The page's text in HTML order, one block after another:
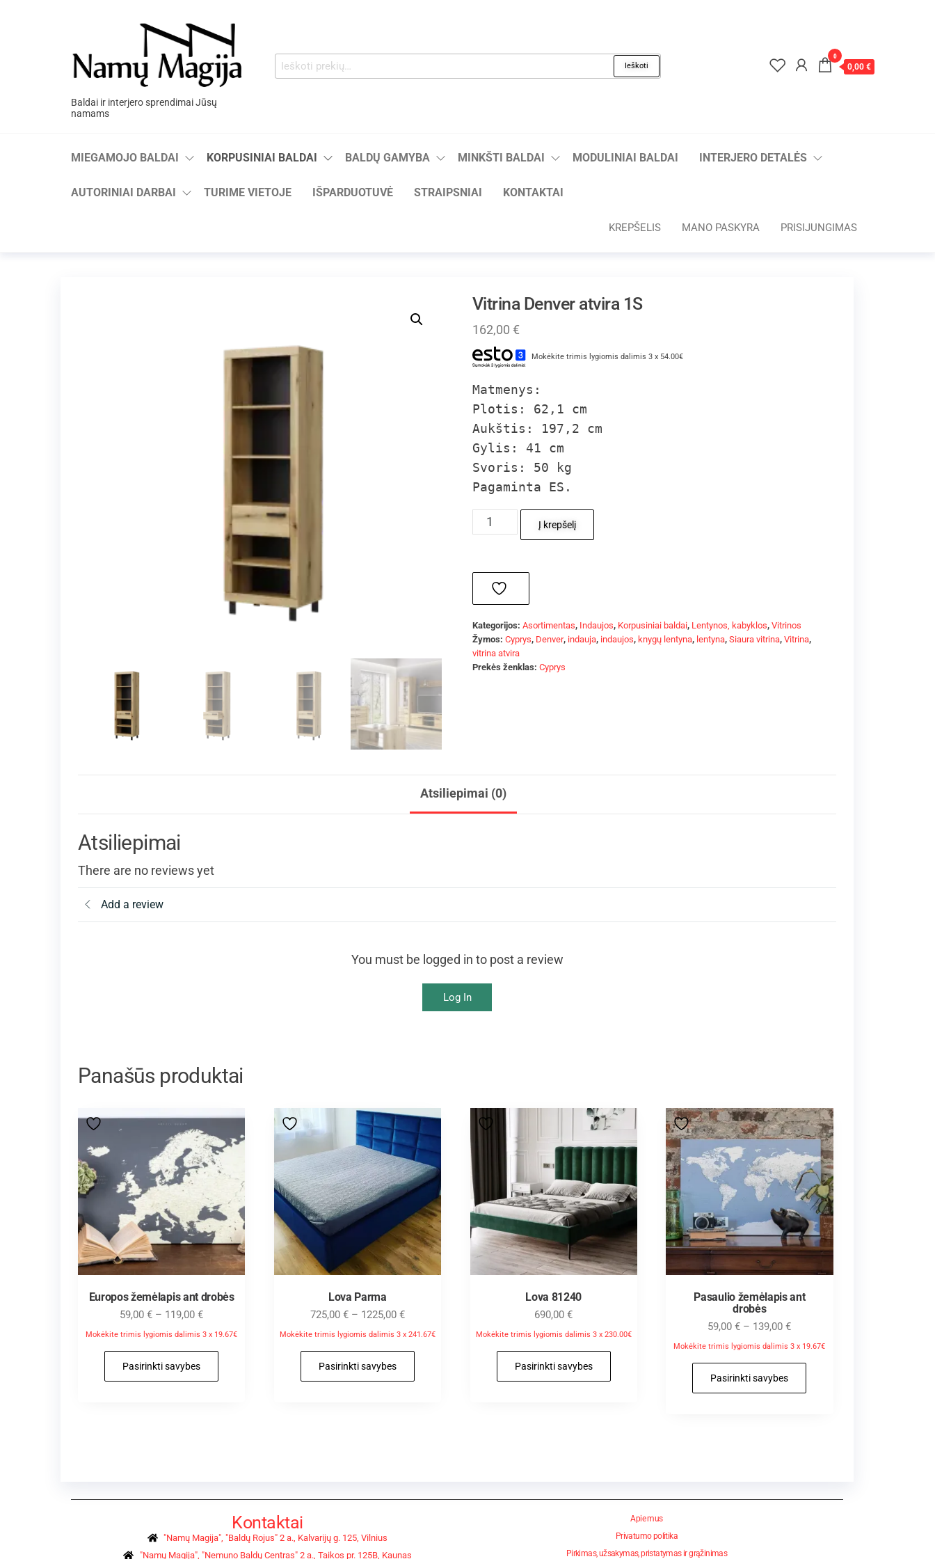
Baldai ir interjero sprendimai Jūsų
namams
Ieškoti
0
0,00 €
MIEGAMOJO BALDAI KORPUSINIAI BALDAI BALDŲ GAMYBA MINKŠTI BALDAI MODULINIAI BALDAI INTERJERO DETALĖS
AUTORINIAI DARBAI TURIME VIETOJE IŠPARDUOTUVĖ STRAIPSNIAI KONTAKTAI
KREPŠELIS MANO PASKYRA PRISIJUNGIMAS
Vitrina Denver atvira 1S
162,00 €
Mokėkite trimis lygiomis dalimis 3 x 54.00€
Matmenys:
Plotis: 62,1 cm
Aukštis: 197,2 cm
Gylis: 41 cm
Svoris: 50 kg
Pagaminta ES.
Į krepšelį
Kategorijos: Asortimentas, Indaujos, Korpusiniai baldai, Lentynos, kabyklos, Vitrinos
Žymos: Cyprys, Denver, indauja, indaujos, knygų lentyna, lentyna, Siaura vitrina, Vitrina,
vitrina atvira
Prekės ženklas: Cyprys
Atsiliepimai (0)
Atsiliepimai
There are no reviews yet
Add a review
You must be logged in to post a review
Log In
Panašūs produktai
Europos žemėlapis ant drobės
59,00€ – 119,00€
Mokėkite trimis lygiomis dalimis 3 x 19.67€
Pasirinkti savybes
Lova Parma
725,00 € – 1225,00 €
Mokėkite trimis lygiomis dalimis 3 x 241.67€
Pasirinkti savybes
Lova 81240
690,00€
Mokėkite trimis lygiomis dalimis 3 x 230.00€
Pasirinkti savybes
Pasaulio žemėlapis ant
drobės
59,00€ – 139,00€
Mokėkite trimis lygiomis dalimis 3 x 19.67€
Pasirinkti savybes
Kontaktai
"Namų Magija", "Baldų Rojus" 2 a., Kalvarijų g. 125, Vilnius
"Namų Magija", "Nemuno Baldų Centras" 2 a., Taikos pr. 125B, Kaunas
Apie mus
Privatumo politika
Pirkimas, užsakymas, pristatymas ir grąžinimas